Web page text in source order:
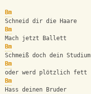
Bm
Schneid dir die Haare
Bm
Mach jetzt Ballett
Bm
Schmeiß doch dein Studium
Bm
oder werd plötzlich fett
Bm
Hass deinen Bruder